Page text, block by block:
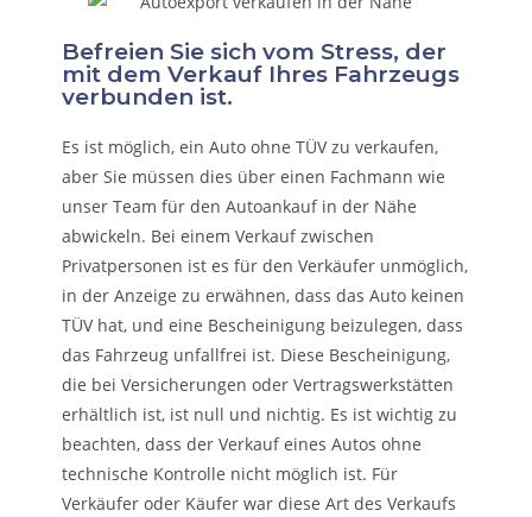
Befreien Sie sich vom Stress, der
mit dem Verkauf Ihres Fahrzeugs
verbunden ist.
Es ist möglich, ein Auto ohne TÜV zu verkaufen,
aber Sie müssen dies über einen Fachmann wie
unser Team für den Autoankauf in der Nähe
abwickeln. Bei einem Verkauf zwischen
Privatpersonen ist es für den Verkäufer unmöglich,
in der Anzeige zu erwähnen, dass das Auto keinen
TÜV hat, und eine Bescheinigung beizulegen, dass
das Fahrzeug unfallfrei ist. Diese Bescheinigung,
die bei Versicherungen oder Vertragswerkstätten
erhältlich ist, ist null und nichtig. Es ist wichtig zu
beachten, dass der Verkauf eines Autos ohne
technische Kontrolle nicht möglich ist. Für
Verkäufer oder Käufer war diese Art des Verkaufs